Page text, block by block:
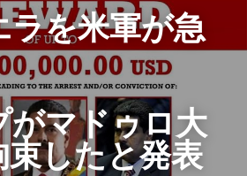
ラを米軍が急
がマドゥロ大
束したと発表